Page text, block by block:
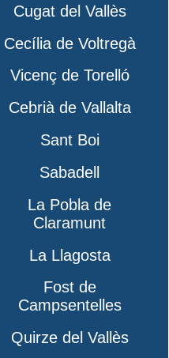
Cugat del Vallès
Cecília de Voltregà
Vicenç de Torelló
Cebrià de Vallalta
Sant Boi
Sabadell
La Pobla de
Claramunt
La Llagosta
Fost de
Campsentelles
Quirze del Vallès